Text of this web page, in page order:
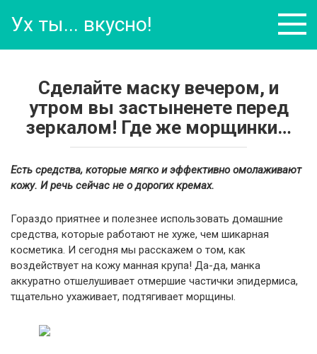
Ух ты... вкусно!
Сделайте маску вечером, и
утром вы застыненете перед
зеркалом! Где же морщинки…
Есть средства, которые мягко и эффективно омолаживают
кожу. И речь сейчас не о дорогих кремах.
Гораздо приятнее и полезнее использовать домашние
средства, которые работают не хуже, чем шикарная
косметика. И сегодня мы расскажем о том, как
воздействует на кожу манная крупа! Да-да, манка
аккуратно отшелушивает отмершие частички эпидермиса,
тщательно ухаживает, подтягивает морщины.